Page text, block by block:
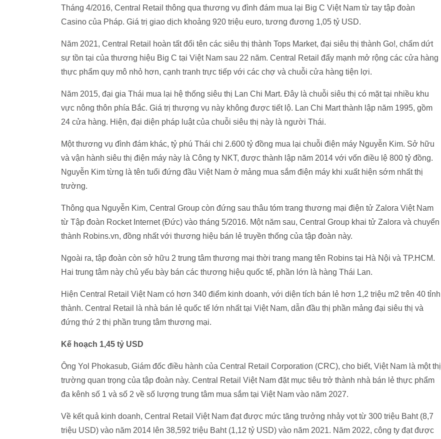
Tháng 4/2016, Central Retail thông qua thương vụ đình đám mua lại Big C Việt Nam từ tay tập đoàn
Casino của Pháp. Giá trị giao dịch khoảng 920 triệu euro, tương đương 1,05 tỷ USD.
Năm 2021, Central Retail hoàn tất đổi tên các siêu thị thành Tops Market, đại siêu thị thành Go!, chấm dứt
sự tồn tại của thương hiệu Big C tại Việt Nam sau 22 năm. Central Retail đẩy mạnh mở rộng các cửa hàng
thực phẩm quy mô nhỏ hơn, cạnh tranh trực tiếp với các chợ và chuỗi cửa hàng tiện lợi.
Năm 2015, đại gia Thái mua lại hệ thống siêu thị Lan Chi Mart. Đây là chuỗi siêu thị có mặt tại nhiều khu
vực nông thôn phía Bắc. Giá trị thượng vụ này không được tiết lộ. Lan Chi Mart thành lập năm 1995, gồm
24 cửa hàng. Hiện, đại diện pháp luật của chuỗi siêu thị này là người Thái.
Một thương vụ đình đám khác, tỷ phú Thái chi 2.600 tỷ đồng mua lại chuỗi điện máy Nguyễn Kim. Sở hữu
và vận hành siêu thị điện máy này là Công ty NKT, được thành lập năm 2014 với vốn điều lệ 800 tỷ đồng.
Nguyễn Kim từng là tên tuổi đứng đầu Việt Nam ở mảng mua sắm điện máy khi xuất hiện sớm nhất thị
trường.
Thông qua Nguyễn Kim, Central Group còn đứng sau thâu tóm trang thương mại điện tử Zalora Việt Nam
từ Tập đoàn Rocket Internet (Đức) vào tháng 5/2016. Một năm sau, Central Group khai tử Zalora và chuyển
thành Robins.vn, đồng nhất với thương hiệu bán lẻ truyền thống của tập đoàn này.
Ngoài ra, tập đoàn còn sở hữu 2 trung tâm thương mại thời trang mang tên Robins tại Hà Nội và TP.HCM.
Hai trung tâm này chủ yếu bày bán các thương hiệu quốc tế, phần lớn là hàng Thái Lan.
Hiện Central Retail Việt Nam có hơn 340 điểm kinh doanh, với diện tích bán lẻ hơn 1,2 triệu m2 trên 40 tỉnh
thành. Central Retail là nhà bán lẻ quốc tế lớn nhất tại Việt Nam, dẫn đầu thị phần mảng đại siêu thị và
đứng thứ 2 thị phần trung tâm thương mại.
Kế hoạch 1,45 tỷ USD
Ông Yol Phokasub, Giám đốc điều hành của Central Retail Corporation (CRC), cho biết, Việt Nam là một thị
trường quan trọng của tập đoàn này. Central Retail Việt Nam đặt mục tiêu trở thành nhà bán lẻ thực phẩm
đa kênh số 1 và số 2 về số lượng trung tâm mua sắm tại Việt Nam vào năm 2027.
Về kết quả kinh doanh, Central Retail Việt Nam đạt được mức tăng trưởng nhảy vọt từ 300 triệu Baht (8,7
triệu USD) vào năm 2014 lên 38,592 triệu Baht (1,12 tỷ USD) vào năm 2021. Năm 2022, công ty đạt được